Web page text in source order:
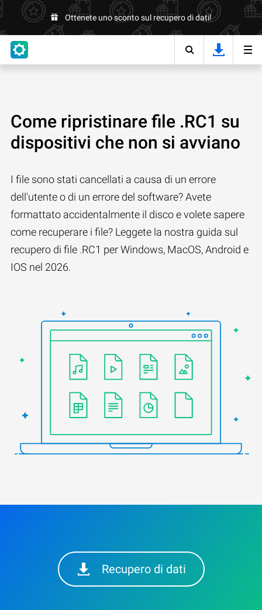
Ottenete uno sconto sul recupero di dati!
Come ripristinare file .RC1 su
dispositivi che non si avviano
I file sono stati cancellati a causa di un errore
dell'utente o di un errore del software? Avete
formattato accidentalmente il disco e volete sapere
come recuperare i file? Leggete la nostra guida sul
recupero di file .RC1 per Windows, MacOS, Android e
IOS nel 2026.
Recupero di dati